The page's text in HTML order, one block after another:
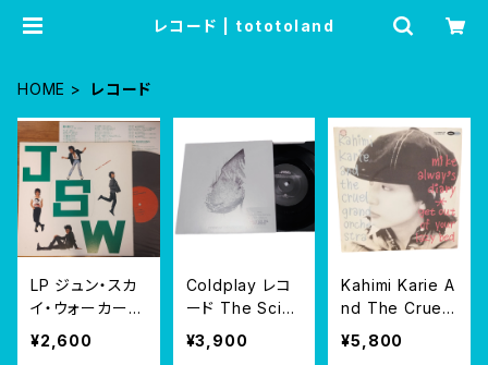
レコード | tototoland
HOME レコード
LP ジュン・スカ
イ・ウォーカーズ
J(S)W / JUN S
KY WALKER(S)
¥2,600
Coldplay レコ
ード ‎The Scien
tist EP 7"
¥3,900
Kahimi Karie A
nd The Cruel
Grand Orchest
ra カヒミ・カリィ
¥5,800